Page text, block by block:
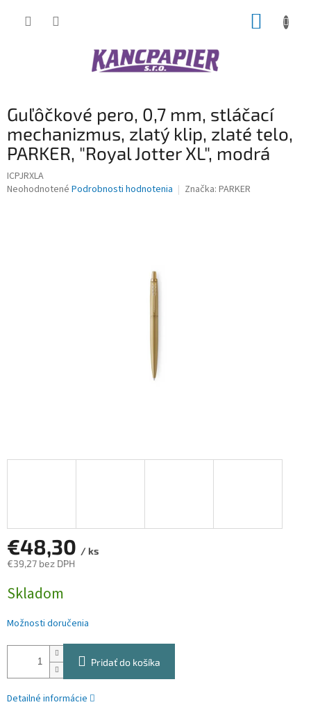
Guľôčkové pero, 0,7 mm, stláčací
mechanizmus, zlatý klip, zlaté telo,
PARKER, "Royal Jotter XL", modrá
ICPJRXLA
Priemerné
Neohodnotené Podrobnosti hodnotenia Značka: PARKER
€48,30 / ks
€39,27 bez DPH
cena:
Skladom
Možnosti doručenia
Pridať do košíka
Detailné informácie